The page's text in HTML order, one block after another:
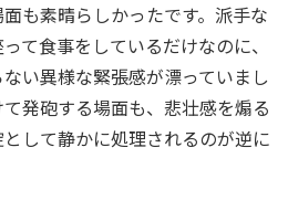
も素晴らしかったです。派手な
て食事をしているだけなのに、
い異様な緊張感が漂っていまし
発砲する場面も、悲壮感を煽る
して静かに処理されるのが逆に